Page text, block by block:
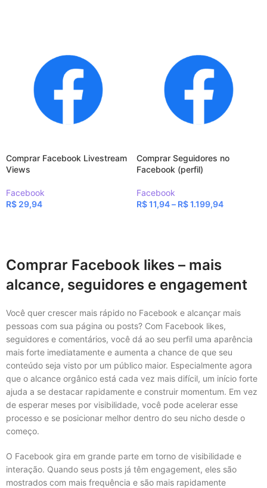
Comprar Facebook Livestream
Views
Facebook
R$ 29,94
Comprar Seguidores no
Facebook (perfil)
Facebook
R$11,94– R$1.199,94
Comprar Facebook likes – mais
alcance, seguidores e engagement
Você quer crescer mais rápido no Facebook e alcançar mais
pessoas com sua página ou posts? Com Facebook likes,
seguidores e comentários, você dá ao seu perfil uma aparência
mais forte imediatamente e aumenta a chance de que seu
conteúdo seja visto por um público maior. Especialmente agora
que o alcance orgânico está cada vez mais difícil, um início forte
ajuda a se destacar rapidamente e construir momentum. Em vez
de esperar meses por visibilidade, você pode acelerar esse
processo e se posicionar melhor dentro do seu nicho desde o
começo.
O Facebook gira em grande parte em torno de visibilidade e
interação. Quando seus posts já têm engagement, eles são
mostrados com mais frequência e são mais rapidamente